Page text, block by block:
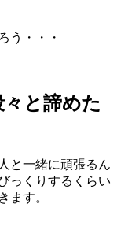
う・・・
と諦めた
と一緒に頑張るん
っくりするくらい
ます。